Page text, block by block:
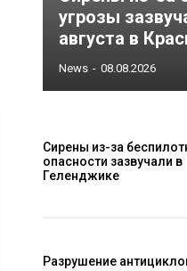
угрозы
августа в
News - 08.08.2026
Сирены из-за
опасности зазвучали в
Геленджике
Разрушение